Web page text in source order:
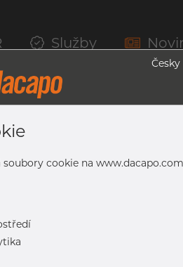
Služby
10217-7, Nežíhaná,
Česky
cookie na www.dacapo.com